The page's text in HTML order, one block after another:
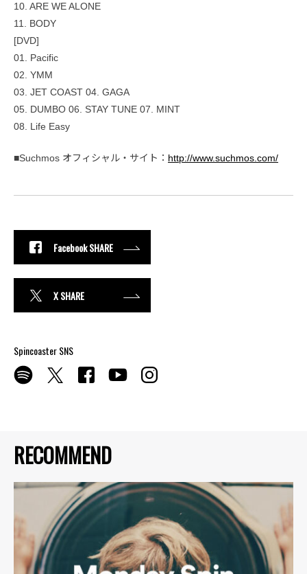
RECOMMEND
10. ARE WE ALONE
11. BODY
[DVD]
01. Pacific
02. YMM
03. JET COAST 04. GAGA
05. DUMBO 06. STAY TUNE 07. MINT
08. Life Easy
■Suchmos オフィシャル・サイト： http://www.suchmos.com/
Facebook SHARE
X SHARE
Spincoaster SNS